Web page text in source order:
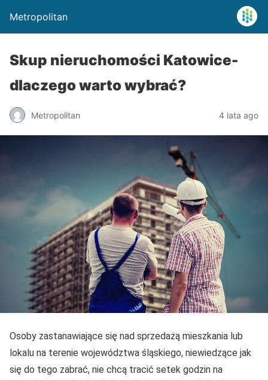
Metropolitan
Skup nieruchomości Katowice-
dlaczego warto wybrać?
Metropolitan 4 lata ago
Osoby zastanawiające się nad sprzedażą mieszkania lub
lokalu na terenie województwa śląskiego, niewiedzące jak
się do tego zabrać, nie chcą tracić setek godzin na